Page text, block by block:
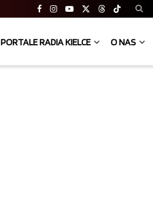
PORTALE RADIA KIELCE O NAS